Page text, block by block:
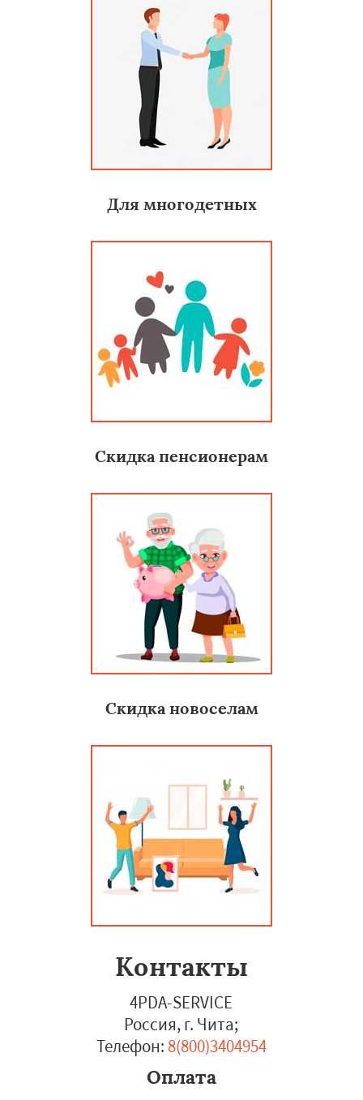
Для многодетных
Скидка пенсионерам
Скидка новоселам
Контакты
4PDA-SERVICE
Россия, г. Чита;
Телефон: 8(800)3404954
Оплата